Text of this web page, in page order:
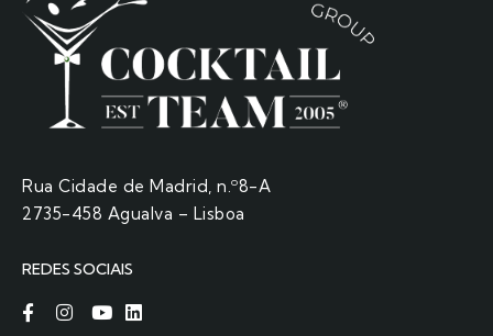
Rua Cidade de Madrid, n.º8-A
2735-458 Agualva – Lisboa
REDES SOCIAIS